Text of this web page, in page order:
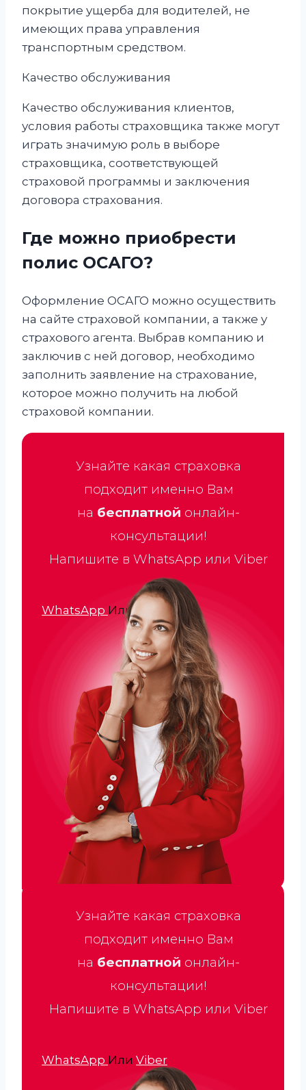
покрытие ущерба для водителей, не
имеющих права управления
транспортным средством.
Качество обслуживания
Качество обслуживания клиентов,
условия работы страховщика также могут
играть значимую роль в выборе
страховщика, соответствующей
страховой программы и заключения
договора страхования.
Где можно приобрести
полис ОСАГО?
Оформление ОСАГО можно осуществить
на сайте страховой компании, а также у
страхового агента. Выбрав компанию и
заключив с ней договор, необходимо
заполнить заявление на страхование,
которое можно получить на любой
страховой компании.
Узнайте какая страховка
подходит именно Вам
на бесплатной онлайн-
консультации!
Напишите в WhatsApp или Viber
WhatsApp Или
Узнайте какая страховка
подходит именно Вам
на бесплатной онлайн-
консультации!
Напишите в WhatsApp или Viber
WhatsApp Или Viber